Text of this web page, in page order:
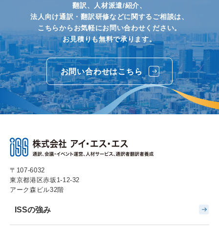
翻訳、人材派遣/紹介、
法人向け通訳・翻訳研修などに関するご相談は、
こちらからお気軽にお問い合わせください。
お見積りも無料で承ります。
お問い合わせはこちら
〒107-6032
東京都港区赤坂1-12-32
アーク森ビル32階
ISSの強み